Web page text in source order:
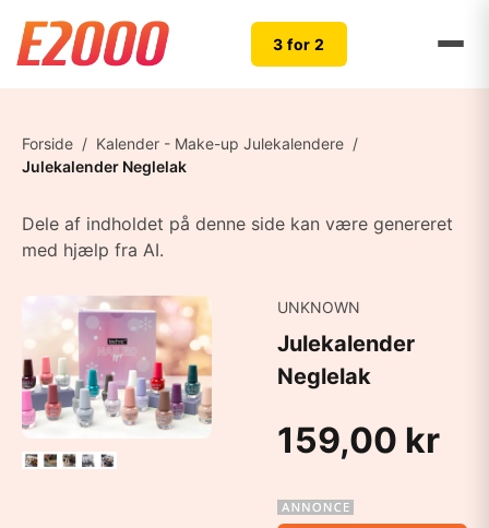
3 for 2
Forside / Kalender - Make-up Julekalendere /
Julekalender Neglelak
Dele af indholdet på denne side kan være genereret
med hjælp fra AI.
UNKNOWN
Julekalender
Neglelak
159,00 kr